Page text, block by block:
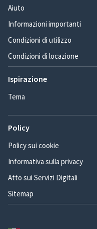
Aiuto
Informazioni importanti
Condizioni di utilizzo
Condizioni di locazione
Ispirazione
Tema
Policy
Policy sui cookie
Informativa sulla privacy
Atto sui Servizi Digitali
Sitemap